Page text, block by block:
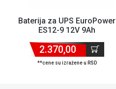
Baterija za UPS EuroPower
ES12-9 12V 9Ah
2.370,00
**cene su izražene u RSD